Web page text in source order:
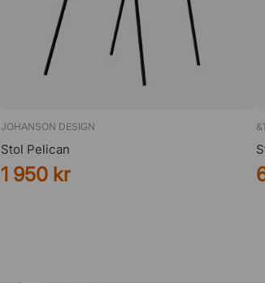
JOHANSON DESIGN
Stol Pelican
1 950 kr